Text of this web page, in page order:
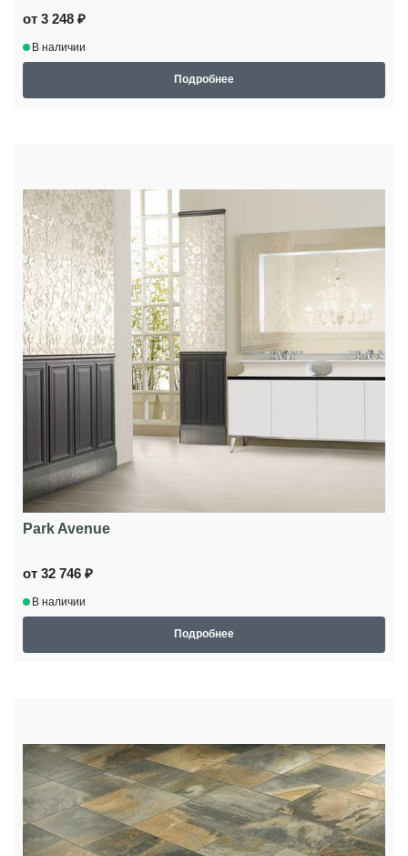
от 3 248 ₽
В наличии
Подробнее
Park Avenue
от 32 746 ₽
В наличии
Подробнее